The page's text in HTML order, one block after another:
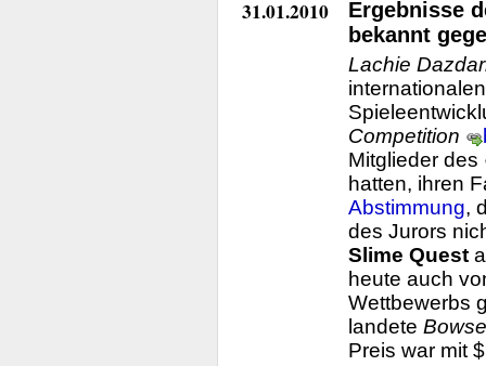
31.01.2010
Ergebnisse
bekannt
Lachie
Competition
Mitglieder des
hatten, ihren
Abstimmung,
des Jurors
Slime Quest
heute auch
Wettbewerbs
landete
Preis war mit